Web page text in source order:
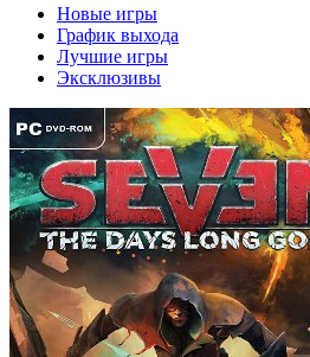
Новые игры
График выхода
Лучшие игры
Эксклюзивы